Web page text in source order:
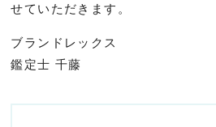
せていただきます。
ブランドレックス
鑑定士 千藤